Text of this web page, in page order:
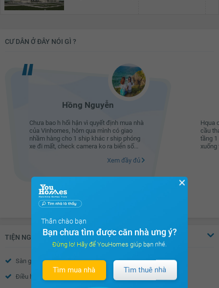
CƯ DÂN Ở ĐÂY NÓI GÌ ?
Hồng Nguyễn
Chưa bao h hối hận vì quyết định mua nhà
của Vinhomes, hôm qua mình có giao
nhầm hàng cho 1 ship khác r ship phóng
xe đi mất, check camera ko ra biển số...
Xem đầy đủ
Hqua
cầu
tầng
xuống
TIỆN NGHI
Sàn gỗ Sàn đá
Điều hòa
✕
Thân chào bạn
Bạn chưa tìm được căn nhà ưng ý?
Đừng lo! Hãy để YouHomes giúp bạn nhé.
Tìm mua nhà Tìm thuê nhà